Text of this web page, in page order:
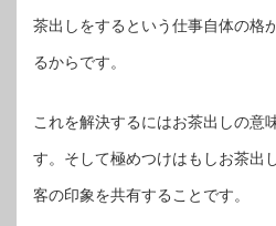
茶出しをするという仕事自体の格
るからです。
これを解決するにはお茶出しの意
す。そして極めつけはもしお茶出
客の印象を共有することです。